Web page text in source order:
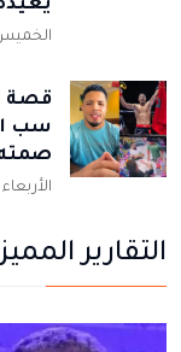
الخميس 06 أغسطس
قصة
سب
الأربعاء 05 أغسطس 2026
التقارير